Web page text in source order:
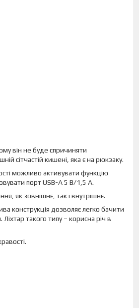
він не буде спричиняти
сітчастій кишені, яка є на рюкзаку.
можливо активувати функцію
порт USB-A 5 В/1,5 А.
як зовнішнє, так і внутрішнє.
конструкція дозволяє легко бачити
такого типу – корисна річ в